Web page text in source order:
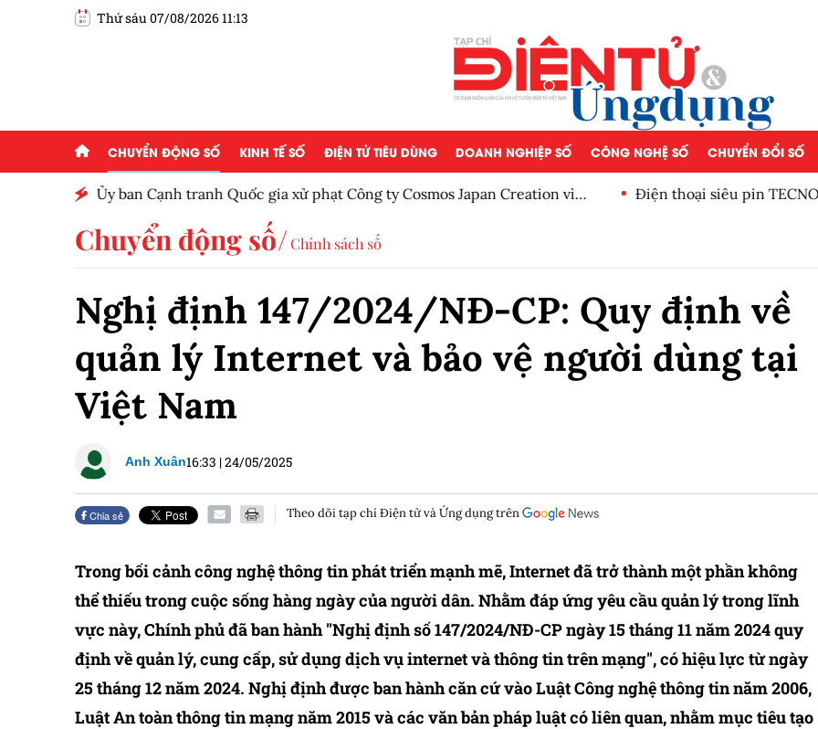
Thứ sáu 07/08/2026 11:13
CHUYỂN ĐỘNG SỐ KINH TẾ SỐ ĐIỆN TỬ TIÊU DÙNG DOANH NGHIỆP SỐ CÔNG NGHỆ SỐ CHUYỂN ĐỔI SỐ
Ủy ban Cạnh tranh Quốc gia xử phạt Công ty Cosmos Japan Creation vì
Điện thoại siêu pin
Chuyển động số Chính sách số
Nghị định 147/2024/NĐ-CP: Quy định về
quản lý Internet và bảo vệ người dùng tại
Việt Nam
Anh Xuân16:33 |24/05/2025
Chia sẻ Theo dõi tạp chí Điện tử và Ứng dụng trên
Trong bối cảnh công nghệ thông tin phát triển mạnh mẽ, Internet đã trở thành một phần không
thể thiếu trong cuộc sống hàng ngày của người dân. Nhằm đáp ứng yêu cầu quản lý trong lĩnh
vực này, Chính phủ đã ban hành "Nghị định số 147/2024/NĐ-CP ngày 15 tháng 11 năm 2024 quy
định về quản lý, cung cấp, sử dụng dịch vụ internet và thông tin trên mạng", có hiệu lực từ ngày
25 tháng 12 năm 2024. Nghị định được ban hành căn cứ vào Luật Công nghệ thông tin năm 2006,
Luật An toàn thông tin mạng năm 2015 và các văn bản pháp luật có liên quan, nhằm mục tiêu tạo